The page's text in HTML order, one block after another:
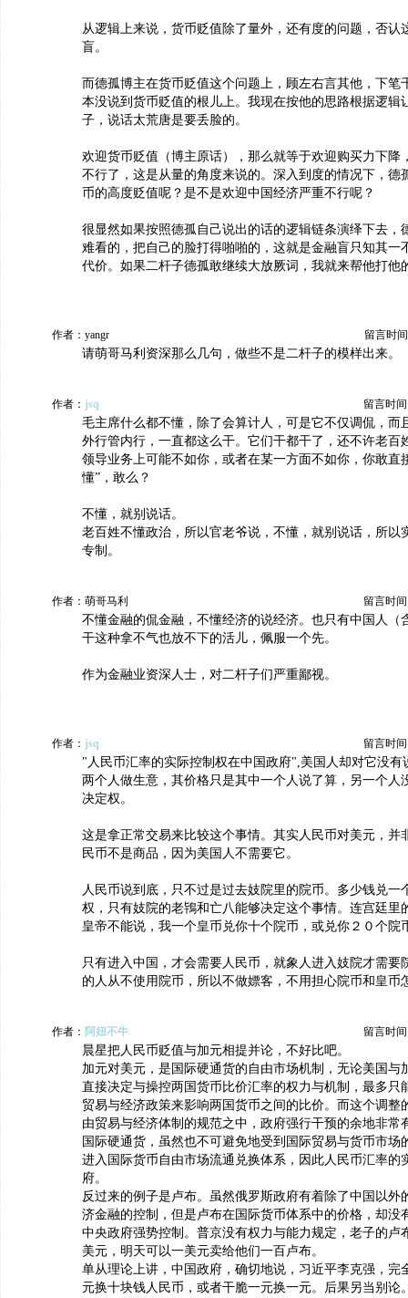
从逻辑上来说，货币贬值除了量外，还有度的问题，否认
盲。
而德孤博主在货币贬值这个问题上，顾左右言其他，下笔
本没说到货币贬值的根儿上。我现在按他的思路根据逻辑
子，说话太荒唐是要丢脸的。
欢迎货币贬值（博主原话），那么就等于欢迎购买力下降
不行了，这是从量的角度来说的。深入到度的情况下，德
币的高度贬值呢？是不是欢迎中国经济严重不行呢？
很显然如果按照德孤自己说出的话的逻辑链条演绎下去，
难看的，把自己的脸打得啪啪的，这就是金融盲只知其一
代价。如果二杆子德孤敢继续大放厥词，我就来帮他打他
作者：yangr 留言时
请萌哥马利资深那么几句，做些不是二杆子的模样出来。
作者： jsq 留言时间
毛主席什么都不懂，除了会算计人，可是它不仅调侃，而
外行管内行，一直都这么干。它们干都干了，还不许老百
领导业务上可能不如你，或者在某一方面不如你，你敢直
懂”，敢么？
不懂，就别说话。
老百姓不懂政治，所以官老爷说，不懂，就别说话，所以
专制。
作者：萌哥马利 留言时间
不懂金融的侃金融，不懂经济的说经济。也只有中国人（
干这种拿不气也放不下的活儿，佩服一个先。
作为金融业资深人士，对二杆子们严重鄙视。
作者： jsq 留言时间
"人民币汇率的实际控制权在中国政府",美国人却对它没有
两个人做生意，其价格只是其中一个人说了算，另一个人
决定权。
这是拿正常交易来比较这个事情。其实人民币对美元，并
民币不是商品，因为美国人不需要它。
人民币说到底，只不过是过去妓院里的院币。多少钱兑一
权，只有妓院的老鴇和亡八能够决定这个事情。连宫廷里
皇帝不能说，我一个皇币兑你十个院币，或兑你２０个院
只有进入中国，才会需要人民币，就象人进入妓院才需要
的人从不使用院币，所以不做嫖客，不用担心院币和皇币
作者： 阿妞不牛 留言时间
晨星把人民币贬值与加元相提并论，不好比吧。
加元对美元，是国际硬通货的自由市场机制，无论美国与
直接决定与操控两国货币比价汇率的权力与机制，最多只
贸易与经济政策来影响两国货币之间的比价。而这个调整
由贸易与经济体制的规范之中，政府强行干预的余地非常
国际硬通货，虽然也不可避免地受到国际贸易与货币市场
进入国际货币自由市场流通兑换体系，因此人民币汇率的
府。
反过来的例子是卢布。虽然俄罗斯政府有着除了中国以外
济金融的控制，但是卢布在国际货币体系中的价格，却没
中央政府强势控制。普京没有权力与能力规定，老子的卢
美元，明天可以一美元卖给他们一百卢布。
单从理论上讲，中国政府，确切地说，习近平李克强，完
元换十块钱人民币，或者干脆一元换一元。后果另当别论